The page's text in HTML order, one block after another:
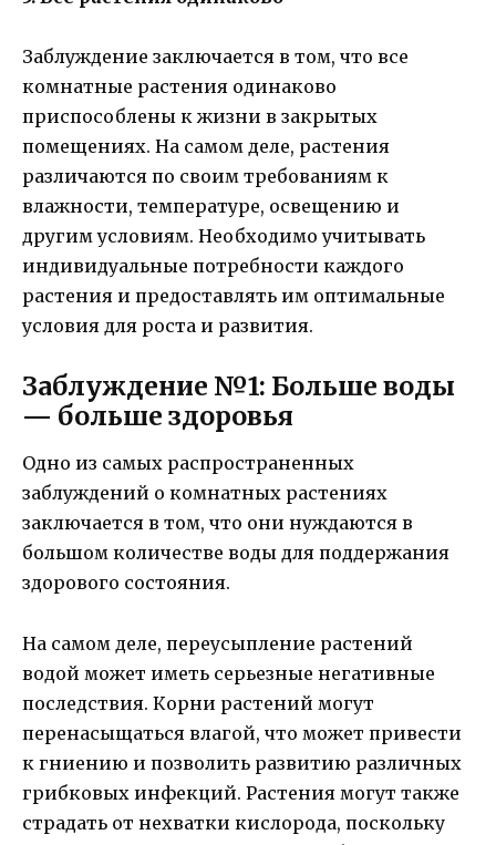
Заблуждение заключается в том, что все
комнатные растения одинаково
приспособлены к жизни в закрытых
помещениях. На самом деле, растения
различаются по своим требованиям к
влажности, температуре, освещению и
другим условиям. Необходимо учитывать
индивидуальные потребности каждого
растения и предоставлять им оптимальные
условия для роста и развития.
Заблуждение №1: Больше воды
— больше здоровья
Одно из самых распространенных
заблуждений о комнатных растениях
заключается в том, что они нуждаются в
большом количестве воды для поддержания
здорового состояния.
На самом деле, переусыпление растений
водой может иметь серьезные негативные
последствия. Корни растений могут
перенасыщаться влагой, что может привести
к гниению и позволить развитию различных
грибковых инфекций. Растения могут также
страдать от нехватки кислорода, поскольку